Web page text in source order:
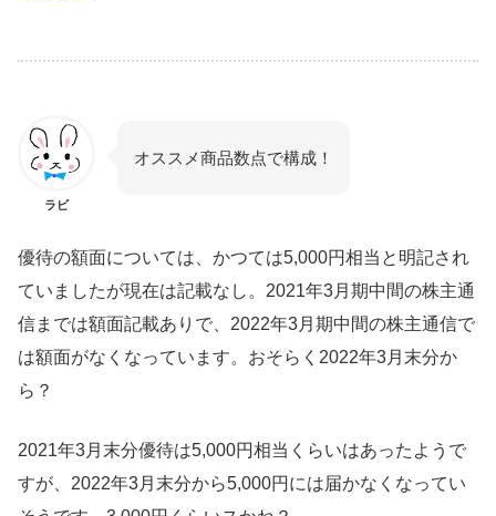
ラビ
オススメ商品数点で構成！
優待の額面については、かつては5,000円相当と明記され
ていましたが現在は記載なし。2021年3月期中間の株主通
信までは額面記載ありで、2022年3月期中間の株主通信で
は額面がなくなっています。おそらく2022年3月末分か
ら？
2021年3月末分優待は5,000円相当くらいはあったようで
すが、2022年3月末分から5,000円には届かなくなってい